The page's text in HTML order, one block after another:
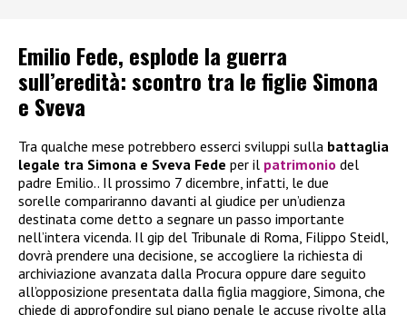
Emilio Fede, esplode la guerra
sull’eredità: scontro tra le figlie Simona
e Sveva
Tra qualche mese potrebbero esserci sviluppi sulla battaglia
legale tra Simona e Sveva Fede per il patrimonio del
padre Emilio.. Il prossimo 7 dicembre, infatti, le due
sorelle compariranno davanti al giudice per un’udienza
destinata come detto a segnare un passo importante
nell’intera vicenda. Il gip del Tribunale di Roma, Filippo Steidl,
dovrà prendere una decisione, se accogliere la richiesta di
archiviazione avanzata dalla Procura oppure dare seguito
all’opposizione presentata dalla figlia maggiore, Simona, che
chiede di approfondire sul piano penale le accuse rivolte alla